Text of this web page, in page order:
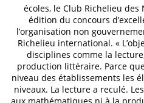
écoles, le Club Richelieu des
édition du concours
l’organisation non
Richelieu international. «
disciplines comme la
production littéraire. Parce
niveau des établissements les
niveaux. La lecture a reculé.